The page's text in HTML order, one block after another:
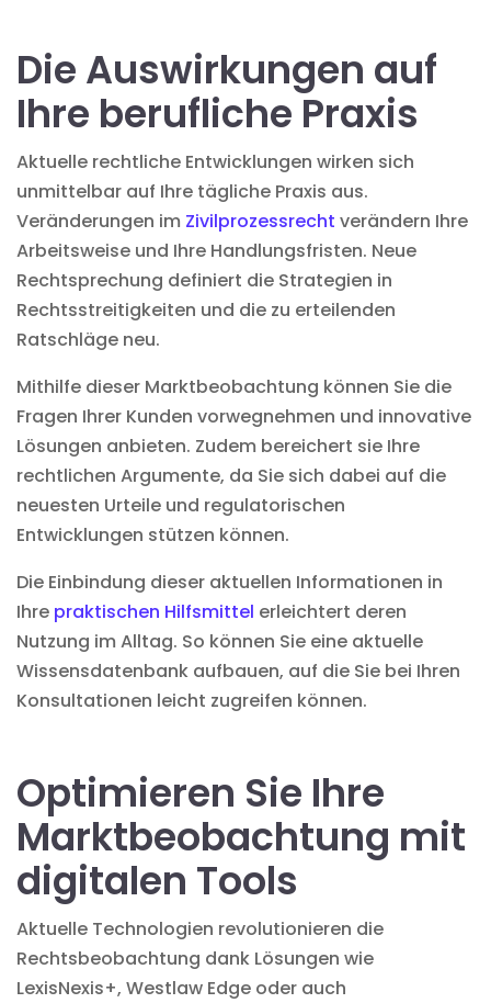
Die Auswirkungen auf
Ihre berufliche Praxis
Aktuelle rechtliche Entwicklungen wirken sich
unmittelbar auf Ihre tägliche Praxis aus.
Veränderungen im Zivilprozessrecht verändern Ihre
Arbeitsweise und Ihre Handlungsfristen. Neue
Rechtsprechung definiert die Strategien in
Rechtsstreitigkeiten und die zu erteilenden
Ratschläge neu.
Mithilfe dieser Marktbeobachtung können Sie die
Fragen Ihrer Kunden vorwegnehmen und innovative
Lösungen anbieten. Zudem bereichert sie Ihre
rechtlichen Argumente, da Sie sich dabei auf die
neuesten Urteile und regulatorischen
Entwicklungen stützen können.
Die Einbindung dieser aktuellen Informationen in
Ihre praktischen Hilfsmittel erleichtert deren
Nutzung im Alltag. So können Sie eine aktuelle
Wissensdatenbank aufbauen, auf die Sie bei Ihren
Konsultationen leicht zugreifen können.
Optimieren Sie Ihre
Marktbeobachtung mit
digitalen Tools
Aktuelle Technologien revolutionieren die
Rechtsbeobachtung dank Lösungen wie
LexisNexis+, Westlaw Edge oder auch